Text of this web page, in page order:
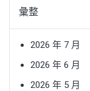
彙整
2026 年 7 月
2026 年 6 月
2026 年 5 月